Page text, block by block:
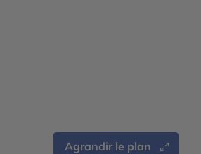
Agrandir le plan